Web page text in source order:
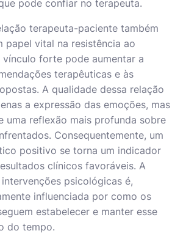
pode confiar no terapeuta.
terapeuta-paciente também
papel vital na resistência ao
forte pode aumentar a
terapêuticas e às
A qualidade dessa relação
a expressão das emoções, mas
uma reflexão mais profunda sobre
Consequentemente, um
positivo se torna um indicador
clínicos favoráveis. A
psicológicas é,
influenciada por como os
estabelecer e manter esse
do tempo.